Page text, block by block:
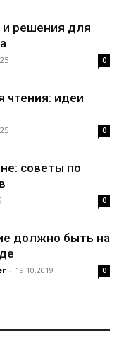
решения для
0
чтения: идеи
0
советы по
0
должно быть на
- 19.10.2019 0